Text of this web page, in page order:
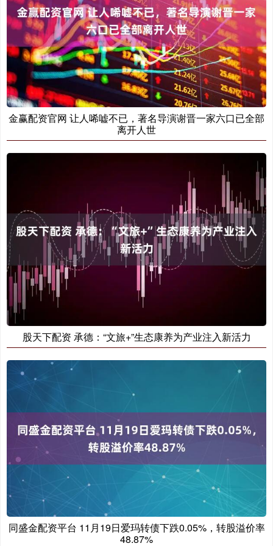
金赢配资官网 让人唏嘘不已，著名导演谢晋一家六口已全部
离开人世
股天下配资 承德：“文旅+”生态康养为产业注入新活力
同盛金配资平台 11月19日爱玛转债下跌0.05%，转股溢价率
48.87%